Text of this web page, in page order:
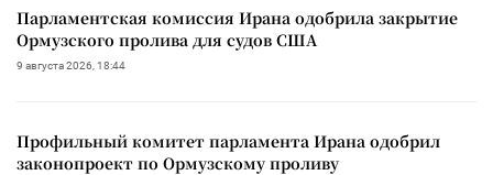
Парламентская комиссия Ирана одобрила закрытие
Ормузского пролива для судов США
9 августа 2026, 18:44
Профильный комитет парламента Ирана одобрил
законопроект по Ормузскому проливу